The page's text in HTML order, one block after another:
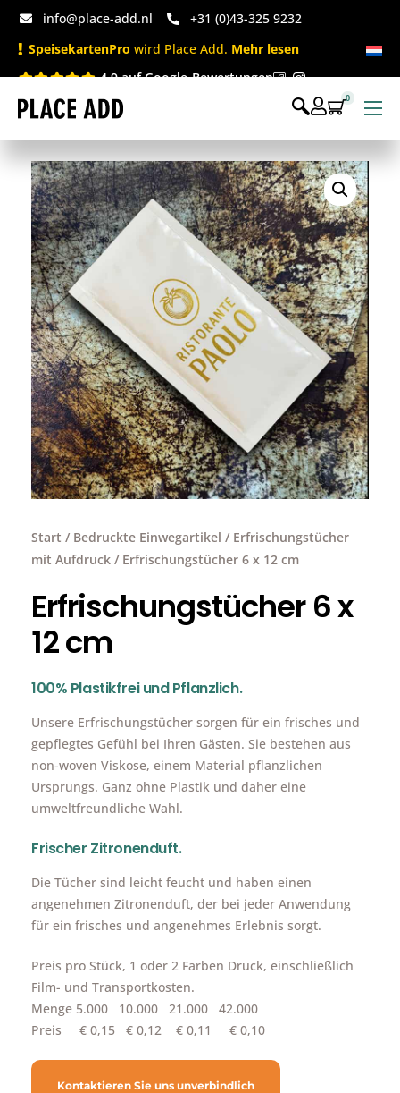
info@place-add.nl
+31 (0)43-325 9232
SpeisekartenPro wird Place Add. Mehr lesen
4.9 auf Google-Bewertungen
Speisekarten
Bedruckte Einwegartikel
Einwegartikel Shop
Tischaccessoires & Co
0
Start / Bedruckte Einwegartikel / Erfrischungstücher
mit Aufdruck / Erfrischungstücher 6 x 12 cm
Erfrischungstücher 6 x
12 cm
100% Plastikfrei und Pflanzlich.
Unsere Erfrischungstücher sorgen für ein frisches und
gepflegtes Gefühl bei Ihren Gästen. Sie bestehen aus
non-woven Viskose, einem Material pflanzlichen
Ursprungs. Ganz ohne Plastik und daher eine
umweltfreundliche Wahl.
Frischer Zitronenduft.
Die Tücher sind leicht feucht und haben einen
angenehmen Zitronenduft, der bei jeder Anwendung
für ein frisches und angenehmes Erlebnis sorgt.
Preis pro Stück, 1 oder 2 Farben Druck, einschließlich
Film- und Transportkosten.
Menge 5.000 10.000 21.000 42.000
Preis € 0,15 € 0,12 € 0,11 € 0,10
Kontaktieren Sie uns unverbindlich